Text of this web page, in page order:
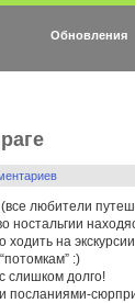
Обновления
любители
ностальгии
ходить на
:)
слишком долго!
посланиями-